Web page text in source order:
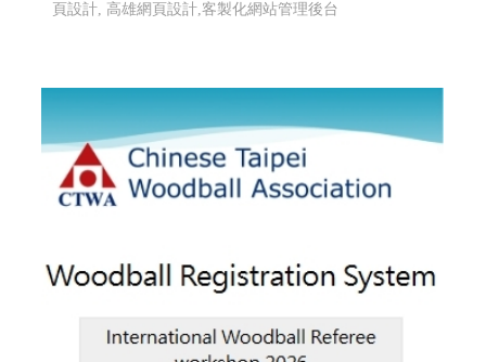
頁設計, 高雄網頁設計,客製化網站管理後台